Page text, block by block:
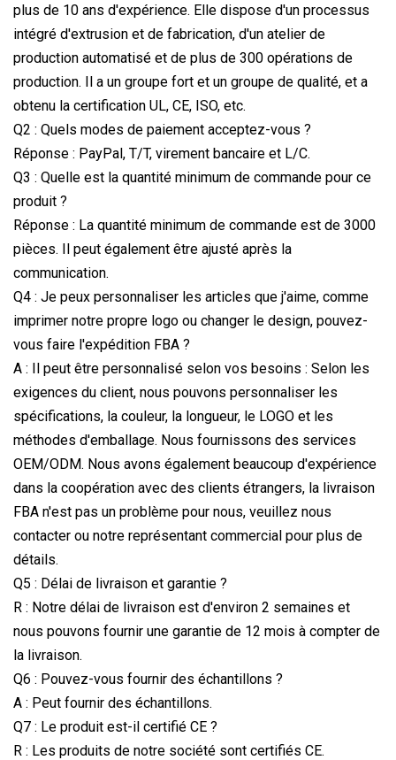
plus de 10 ans d'expérience. Elle dispose d'un processus
intégré d'extrusion et de fabrication, d'un atelier de
production automatisé et de plus de 300 opérations de
production. Il a un groupe fort et un groupe de qualité, et a
obtenu la certification UL, CE, ISO, etc.
Q2 : Quels modes de paiement acceptez-vous ?
Réponse : PayPal, T/T, virement bancaire et L/C.
Q3 : Quelle est la quantité minimum de commande pour ce
produit ?
Réponse : La quantité minimum de commande est de 3000
pièces. Il peut également être ajusté après la
communication.
Q4 : Je peux personnaliser les articles que j'aime, comme
imprimer notre propre logo ou changer le design, pouvez-
vous faire l'expédition FBA ?
A : Il peut être personnalisé selon vos besoins : Selon les
exigences du client, nous pouvons personnaliser les
spécifications, la couleur, la longueur, le LOGO et les
méthodes d'emballage. Nous fournissons des services
OEM/ODM. Nous avons également beaucoup d'expérience
dans la coopération avec des clients étrangers, la livraison
FBA n'est pas un problème pour nous, veuillez nous
contacter ou notre représentant commercial pour plus de
détails.
Q5 : Délai de livraison et garantie ?
R : Notre délai de livraison est d'environ 2 semaines et
nous pouvons fournir une garantie de 12 mois à compter de
la livraison.
Q6 : Pouvez-vous fournir des échantillons ?
A : Peut fournir des échantillons.
Q7 : Le produit est-il certifié CE ?
R : Les produits de notre société sont certifiés CE.